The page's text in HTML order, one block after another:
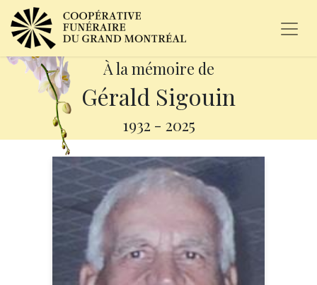
À la mémoire de
Gérald Sigouin
1932 - 2025